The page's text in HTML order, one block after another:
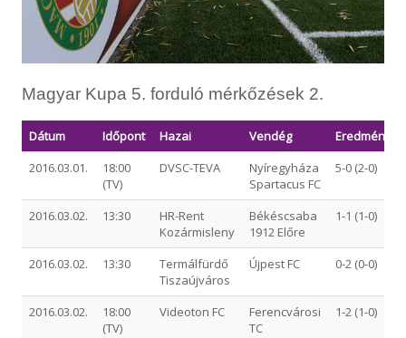
Magyar Kupa 5. forduló mérkőzések 2.
Dátum Időpont Hazai Vendég
Eredmény
2016.03.01.
18:00
(TV)
DVSC-TEVA
Nyíregyháza
Spartacus FC
5-0 (2-0)
2016.03.02. 13:30
HR-Rent
Kozármisleny
Békéscsaba
1912 Előre
1-1 (1-0)
2016.03.02. 13:30
Termálfürdő
Tiszaújváros
Újpest FC 0-2 (0-0)
2016.03.02.
18:00
(TV)
Videoton FC
Ferencvárosi
TC
1-2 (1-0)